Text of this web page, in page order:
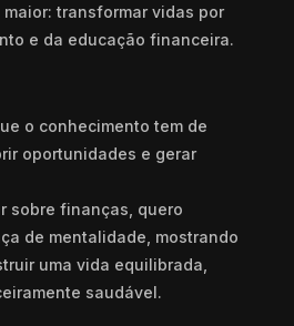
transformar vidas por
e da educação financeira.
o conhecimento tem de
oportunidades e gerar
sobre finanças, quero
de mentalidade, mostrando
uma vida equilibrada,
saudável.